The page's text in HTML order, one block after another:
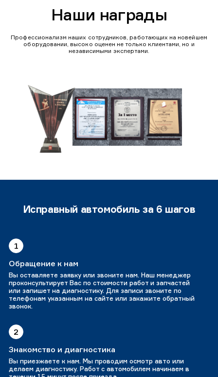
Наши награды
Профессионализм наших сотрудников, работающих на новейшем
оборудовании, высоко оценен не только клиентами, но и
независимыми экспертами.
Исправный автомобиль за 6 шагов
1
Обращение к нам
Вы оставляете заявку или звоните нам. Наш менеджер
проконсультирует Вас по стоимости работ и запчастей
или запишет на диагностику. Для записи звоните по
телефонам указанным на сайте или закажите обратный
звонок.
2
Знакомство и диагностика
Вы приезжаете к нам. Мы проводим осмотр авто или
делаем диагностику. Работ с автомобилем начинаем в